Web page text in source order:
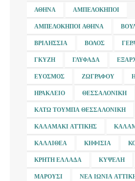
ΑΘΉΝΑ ΑΜΠΕΛΌΚΗΠΟΙ
ΑΜΠΕΛΌΚΗΠΟΙ ΑΘΉΝΑ
ΒΡΙΛΉΣΣΙΑ ΒΌΛΟΣ
ΓΚΎΖΗ ΓΛΥΦΆΔΑ
ΕΎΟΣΜΟΣ ΖΩΓΡΆΦΟΥ
ΗΡΆΚΛΕΙΟ ΘΕΣΣΑΛΟΝΊΚΗ
ΚΆΤΩ ΤΟΎΜΠΑ ΘΕΣΣΑΛΟΝΊΚΗ
ΚΑΛΑΜΆΚΙ ΑΤΤΙΚΉΣ
ΚΑΛΛΙΘΈΑ ΚΗΦΙΣΙΆ
ΚΡΉΤΗ ΕΛΛΆΔΑ ΚΥΨΈΛΗ
ΜΑΡΟΎΣΙ ΝΈΑ ΙΩΝΊΑ